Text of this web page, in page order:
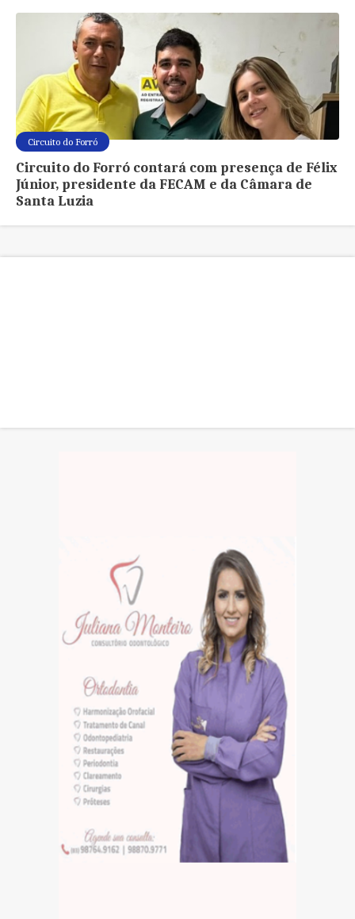
Circuito do Forró
Circuito do Forró contará com presença de Félix
Júnior, presidente da FECAM e da Câmara de
Santa Luzia